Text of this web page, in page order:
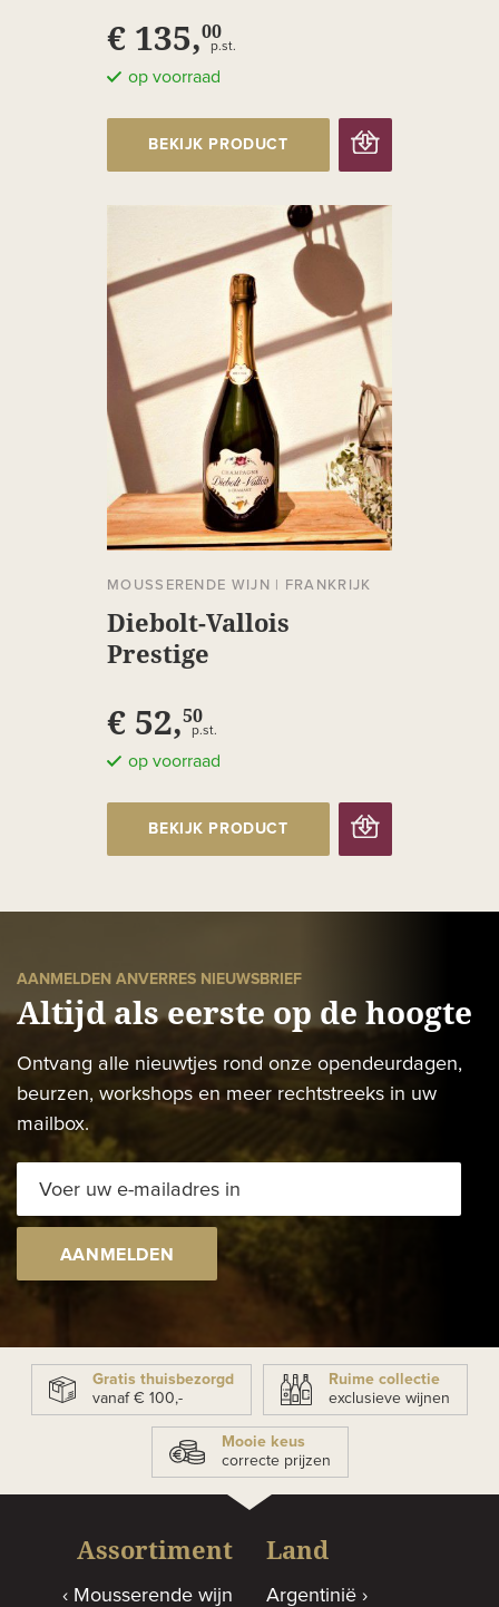
€ 135,00
p.st.
op voorraad
BEKIJK PRODUCT
MOUSSERENDE WIJN | FRANKRIJK
Diebolt-Vallois
Prestige
€ 52,50
p.st.
op voorraad
BEKIJK PRODUCT
AANMELDEN ANVERRES NIEUWSBRIEF
Altijd als eerste op de hoogte
Ontvang alle nieuwtjes rond onze opendeurdagen,
beurzen, workshops en meer rechtstreeks in uw
mailbox.
AANMELDEN
Gratis thuisbezorgd
vanaf € 100,-
Ruime collectie
exclusieve wijnen
Mooie keus
correcte prijzen
Assortiment
Mousserende wijn
Land
Argentinië